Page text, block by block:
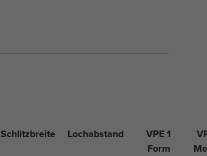
Schlitzbreite Lochabstand
VPE 1
Form